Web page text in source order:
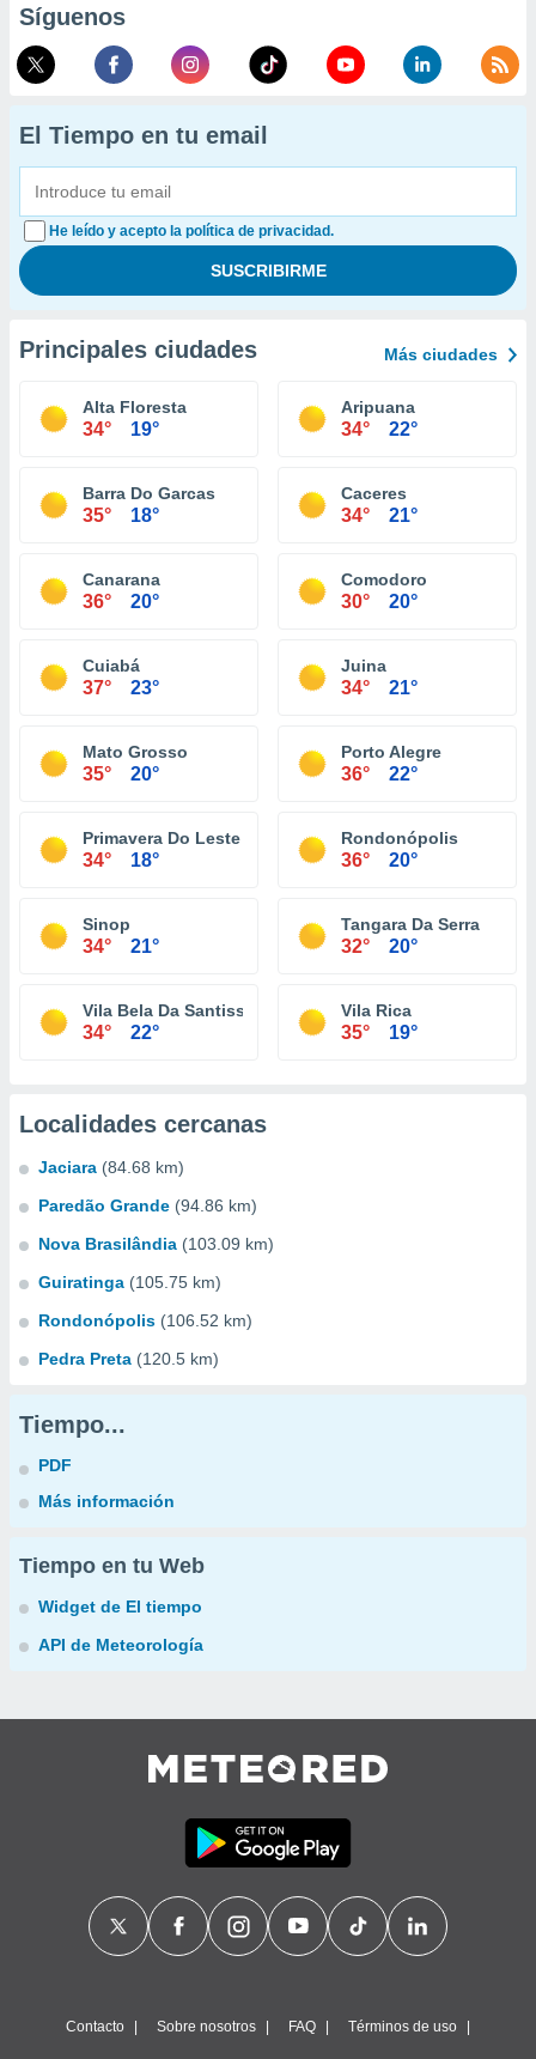
Síguenos
El Tiempo en tu email
He leído y acepto la política de privacidad.
Principales ciudades Más ciudades
Alta Floresta
34° 19°
Aripuana
34° 22°
Barra Do Garcas
35° 18°
Caceres
34° 21°
Canarana
36° 20°
Comodoro
30° 20°
Cuiabá
37° 23°
Juina
34° 21°
Mato Grosso
35° 20°
Porto Alegre
36° 22°
Primavera Do Leste
34° 18°
Rondonópolis
36° 20°
Sinop
34° 21°
Tangara Da Serra
32° 20°
Vila Bela Da Santissima Trindade
34° 22°
Vila Rica
35° 19°
Localidades cercanas
Jaciara (84.68 km)
Paredão Grande (94.86 km)
Nova Brasilândia (103.09 km)
Guiratinga (105.75 km)
Rondonópolis (106.52 km)
Pedra Preta (120.5 km)
Tiempo...
PDF
Más información
Tiempo en tu Web
Widget de El tiempo
API de Meteorología
Contacto Sobre nosotros FAQ Términos de uso